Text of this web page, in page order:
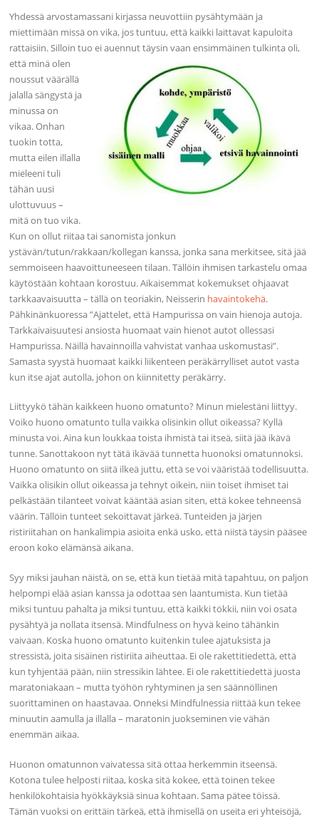
Yhdessä arvostamassani kirjassa neuvottiin pysähtymään ja
miettimään missä on vika, jos tuntuu, että kaikki laittavat kapuloita
rattaisiin. Silloin tuo ei auennut täysin vaan ensimmäinen tulkinta oli,
että minä olen
noussut väärällä
jalalla sängystä ja
minussa on
vikaa. Onhan
tuokin totta,
mutta eilen illalla
mieleeni tuli
tähän uusi
ulottuvuus –
mitä on tuo vika.
Kun on ollut riitaa tai sanomista jonkun
ystävän/tutun/rakkaan/kollegan kanssa, jonka sana merkitsee, sitä jää
semmoiseen haavoittuneeseen tilaan. Tällöin ihmisen tarkastelu omaa
käytöstään kohtaan korostuu. Aikaisemmat kokemukset ohjaavat
tarkkaavaisuutta – tällä on teoriakin, Neisserin havaintokehä.
Pähkinänkuoressa ”Ajattelet, että Hampurissa on vain hienoja autoja.
Tarkkaivaisuutesi ansiosta huomaat vain hienot autot ollessasi
Hampurissa. Näillä havainnoilla vahvistat vanhaa uskomustasi”.
Samasta syystä huomaat kaikki liikenteen peräkärrylliset autot vasta
kun itse ajat autolla, johon on kiinnitetty peräkärry.
Liittyykö tähän kaikkeen huono omatunto? Minun mielestäni liittyy.
Voiko huono omatunto tulla vaikka olisinkin ollut oikeassa? Kyllä
minusta voi. Aina kun loukkaa toista ihmistä tai itseä, siitä jää ikävä
tunne. Sanottakoon nyt tätä ikävää tunnetta huonoksi omatunnoksi.
Huono omatunto on siitä ilkeä juttu, että se voi vääristää todellisuutta.
Vaikka olisikin ollut oikeassa ja tehnyt oikein, niin toiset ihmiset tai
pelkästään tilanteet voivat kääntää asian siten, että kokee tehneensä
väärin. Tällöin tunteet sekoittavat järkeä. Tunteiden ja järjen
ristiriitahan on hankalimpia asioita enkä usko, että niistä täysin pääsee
eroon koko elämänsä aikana.
Syy miksi jauhan näistä, on se, että kun tietää mitä tapahtuu, on paljon
helpompi elää asian kanssa ja odottaa sen laantumista. Kun tietää
miksi tuntuu pahalta ja miksi tuntuu, että kaikki tökkii, niin voi osata
pysähtyä ja nollata itsensä. Mindfulness on hyvä keino tähänkin
vaivaan. Koska huono omatunto kuitenkin tulee ajatuksista ja
stressistä, joita sisäinen ristiriita aiheuttaa. Ei ole rakettitiedettä, että
kun tyhjentää pään, niin stressikin lähtee. Ei ole rakettitiedettä juosta
maratoniakaan – mutta työhön ryhtyminen ja sen säännöllinen
suorittaminen on haastavaa. Onneksi Mindfulnessia riittää kun tekee
minuutin aamulla ja illalla – maratonin juokseminen vie vähän
enemmän aikaa.
Huonon omatunnon vaivatessa sitä ottaa herkemmin itseensä.
Kotona tulee helposti riitaa, koska sitä kokee, että toinen tekee
henkilökohtaisia hyökkäyksiä sinua kohtaan. Sama pätee töissä.
Tämän vuoksi on erittäin tärkeä, että ihmisellä on useita eri yhteisöjä,